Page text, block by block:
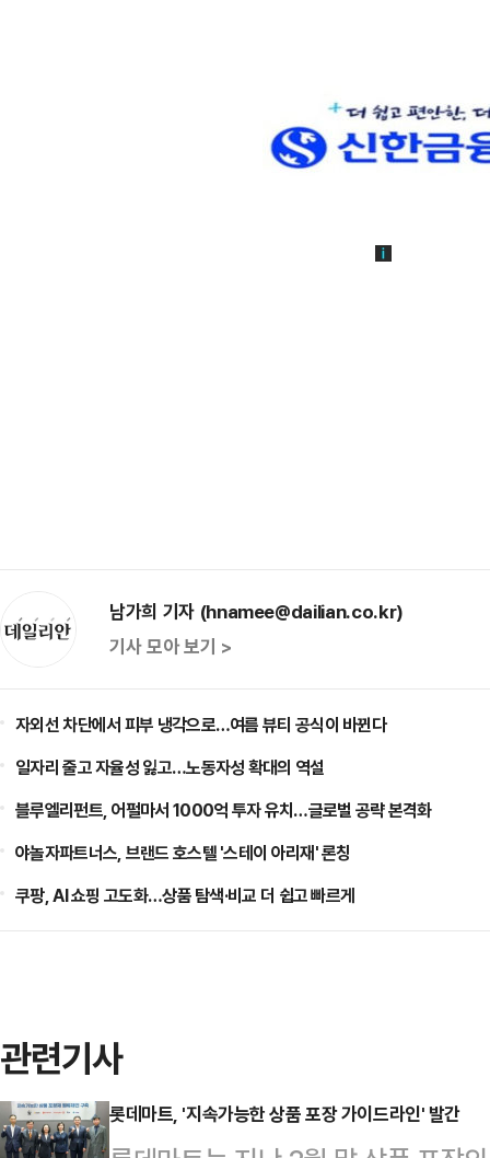
남가희 기자 (hnamee@dailian.co.kr)
기사 모아 보기 >
자외선 차단에서 피부 냉각으로…여름 뷰티 공식이 바뀐다
일자리 줄고 자율성 잃고…노동자성 확대의 역설
블루엘리펀트, 어펄마서 1000억 투자 유치…글로벌 공략 본격화
야놀자파트너스, 브랜드 호스텔 '스테이 아리재' 론칭
쿠팡, AI 쇼핑 고도화…상품 탐색·비교 더 쉽고 빠르게
관련기사
롯데마트, '지속가능한 상품 포장 가이드라인' 발간